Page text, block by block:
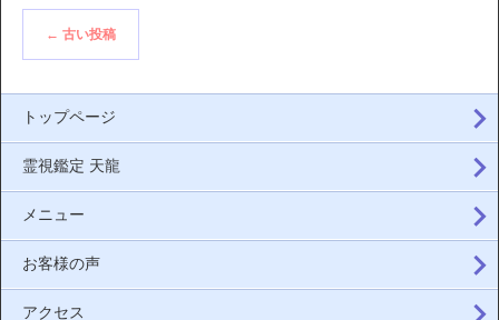
← 古い投稿
トップページ
霊視鑑定 天龍
メニュー
お客様の声
アクセス